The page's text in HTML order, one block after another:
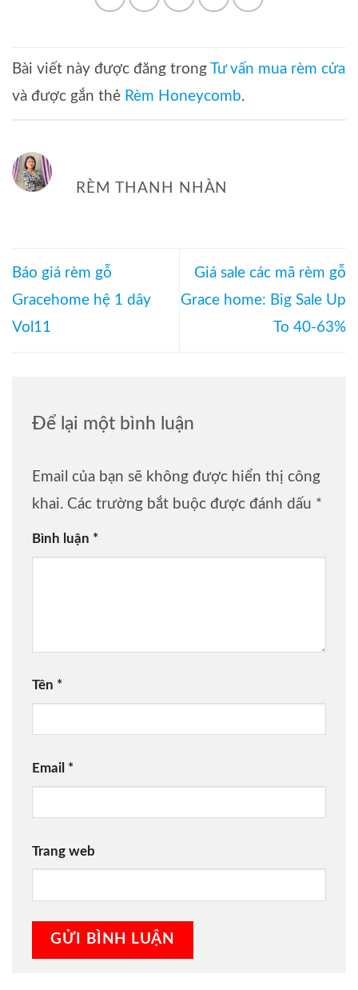
Bài viết này được đăng trong Tư vấn mua rèm cửa
và được gắn thẻ Rèm Honeycomb.
RÈM THANH NHÀN
Báo giá rèm gỗ
Gracehome hệ 1 dây
Vol11
Giá sale các mã rèm gỗ
Grace home: Big Sale Up
To 40-63%
Để lại một bình luận
Email của bạn sẽ không được hiển thị công
khai. Các trường bắt buộc được đánh dấu *
Bình luận *
Tên *
Email *
Trang web